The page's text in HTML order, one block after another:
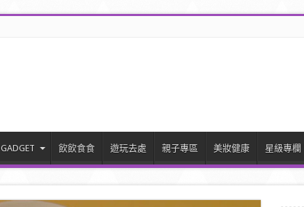
GADGET 飲飲食食 遊玩去處 親子專區 美妝健康 星級專欄